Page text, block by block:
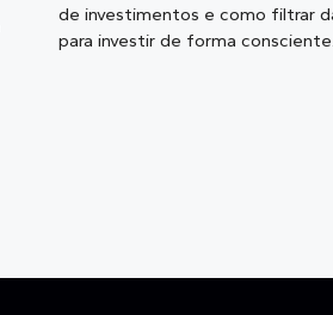
de investimentos e como filtrar
para investir de forma consciente.